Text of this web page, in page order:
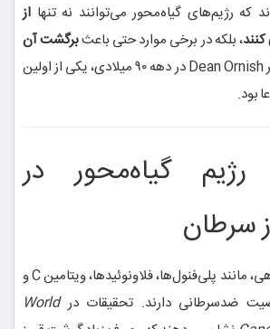
که رژیم‌های گیاه‌محور می‌توانند نه تنها از
، بلکه در برخی موارد حتی باعثبرگشت آن
نیز بشوند. تحقیق دکتر Dean Ornish در دهه ۹۰ میلادی، یکی از اولین
بود.
گیاه‌محور در
سرطان
بسیاری از ترکیبات گیاهی، مانند پلی‌فنول‌ها، فلاونوئیدها، ویتامین C و
ضدسرطانی دارند. تحقیقات درWorld